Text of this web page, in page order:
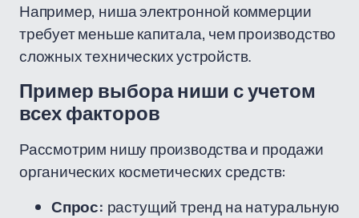
Например, ниша электронной коммерции
требует меньше капитала, чем производство
сложных технических устройств.
Пример выбора ниши с учетом
всех факторов
Рассмотрим нишу производства и продажи
органических косметических средств:
Спрос: растущий тренд на натуральную